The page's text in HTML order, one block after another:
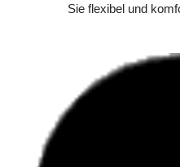
Sie flexibel und